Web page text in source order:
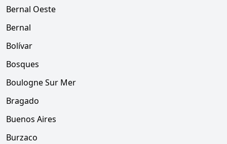
Bernal Oeste
Bernal
Bolívar
Bosques
Boulogne Sur Mer
Bragado
Buenos Aires
Burzaco